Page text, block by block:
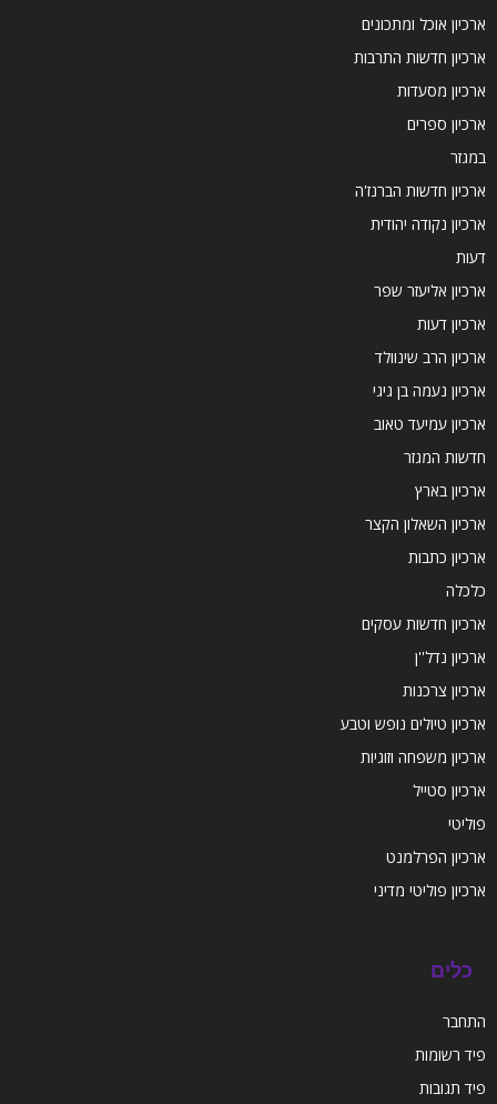
ארכיון אוכל ומתכונים
ארכיון חדשות התרבות
ארכיון מסעדות
ארכיון ספרים
במגזר
ארכיון חדשות הברנז'ה
ארכיון נקודה יהודית
דעות
ארכיון אליעזר שפר
ארכיון דעות
ארכיון הרב שינוולד
ארכיון נעמה בן גיגי
ארכיון עמיעד טאוב
חדשות המגזר
ארכיון בארץ
ארכיון השאלון הקצר
ארכיון כתבות
כלכלה
ארכיון חדשות עסקים
ארכיון נדל''ן
ארכיון צרכנות
ארכיון טיולים נופש וטבע
ארכיון משפחה וזוגיות
ארכיון סטייל
פוליטי
ארכיון הפרלמנט
ארכיון פוליטי מדיני
כלים
התחבר
פיד רשומות
פיד תגובות